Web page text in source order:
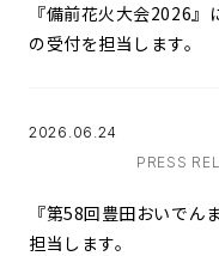
『備前花火大会2026
の受付を担当します。
2026.06.24
PRESS
『第58回豊田おいでん
担当します。